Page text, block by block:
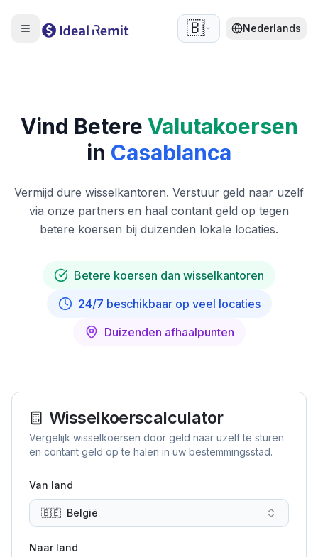
🇧🇪 Nederlands
Vind Betere Valutakoersen
in Casablanca
Vermijd dure wisselkantoren. Verstuur geld naar uzelf
via onze partners en haal contant geld op tegen
betere koersen bij duizenden lokale locaties.
Betere koersen dan wisselkantoren
24/7 beschikbaar op veel locaties
Duizenden afhaalpunten
Wisselkoerscalculator
Vergelijk wisselkoersen door geld naar uzelf te sturen
en contant geld op te halen in uw bestemmingsstad.
Van land
🇧🇪 België
Naar land